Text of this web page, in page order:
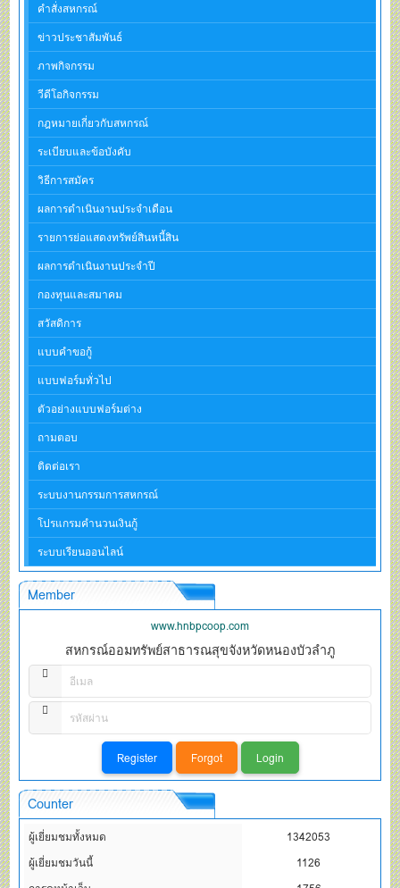
คำสั่งสหกรณ์
ข่าวประชาสัมพันธ์
ภาพกิจกรรม
วีดีโอกิจกรรม
กฎหมายเกี่ยวกับสหกรณ์
ระเบียบและข้อบังคับ
วิธีการสมัคร
ผลการดำเนินงานประจำเดือน
รายการย่อแสดงทรัพย์สินหนี้สิน
ผลการดำเนินงานประจำปี
กองทุนและสมาคม
สวัสดิการ
แบบคำขอกู้
แบบฟอร์มทั่วไป
ตัวอย่างแบบฟอร์มต่าง
ถามตอบ
ติดต่อเรา
ระบบงานกรรมการสหกรณ์
โปรแกรมคำนวนเงินกู้
ระบบเรียนออนไลน์
Member
www.hnbpcoop.com
สหกรณ์ออมทรัพย์สาธารณสุขจังหวัดหนองบัวลำภู
Counter
ผู้เยี่ยมชมทั้งหมด
1342053
ผู้เยี่ยมชมวันนี้
1126